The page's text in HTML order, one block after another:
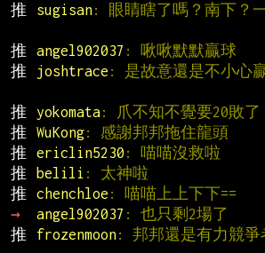
推
sugisan: 眼睛瞎了嗎？南下？
推
angel902037 : 啾啾默默贏球
推
joshtrace : 是故意還是不小心
推
yokomata: 爪不知不覺要20敗了
推
WuKong: 感謝邦邦拖住龍頭
推
ericlin5230 : 喵喵沒救啦
推
belili : 太神啦
推
chenchloe : 喵喵上上下下==
→
angel902037 : 也只剩2場了
推
frozenmoon: 邦邦還是有力競爭